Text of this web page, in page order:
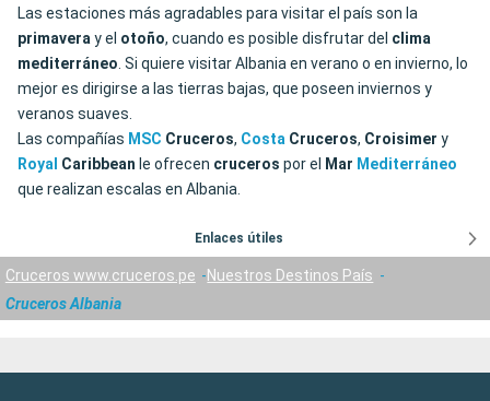
Las estaciones más agradables para visitar el país son la
primaveray el otoño, cuando es posible disfrutar del clima
mediterráneo. Si quiere visitar Albania en verano o en invierno, lo
mejor es dirigirse a las tierras bajas, que poseen inviernos y
veranos suaves.
Las compañías MSC Cruceros, Costa Cruceros, Croisimer y
Royal Caribbean le ofrecen cruceros por el Mar Mediterráneo
que realizan escalas en Albania.
Enlaces útiles
Cruceros www.cruceros.pe
Nuestros Destinos País
Cruceros Albania